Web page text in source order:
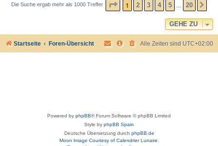
Die Suche ergab mehr als 1000 Treffer SEITE1 VON20
1 2 3 4 5 20
GEHE ZU
Startseite Foren-Übersicht Alle Zeiten sind UTC+02:00
Powered by phpBB® Forum Software © phpBB Limited
Style by phpBB Spain
Deutsche Übersetzung durch phpBB.de
Moon Image Courtesy of Calendrier Lunaire.